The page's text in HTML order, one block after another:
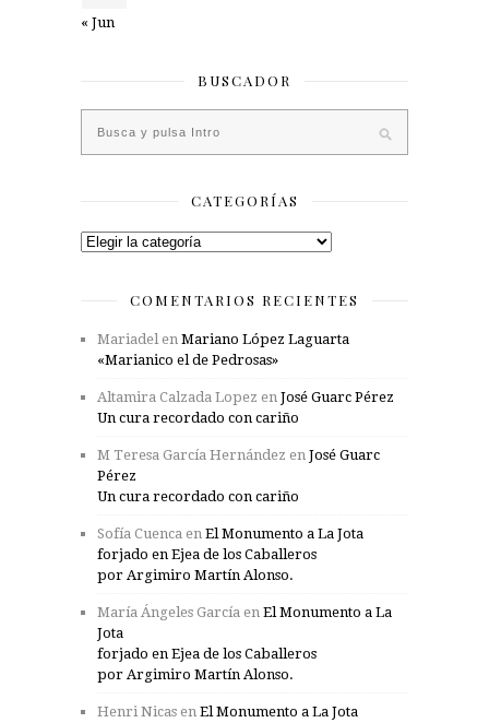
« Jun
BUSCADOR
CATEGORÍAS
Categorías
COMENTARIOS RECIENTES
Mariadelen Mariano López Laguarta
«Marianico el de Pedrosas»
Altamira Calzada Lopez en José Guarc Pérez
Un cura recordado con cariño
M Teresa García Hernández en José Guarc
Pérez
Un cura recordado con cariño
Sofía Cuenca en El Monumento a La Jota
forjado en Ejea de los Caballeros
por Argimiro Martín Alonso.
María Ángeles García en El Monumento a La
Jota
forjado en Ejea de los Caballeros
por Argimiro Martín Alonso.
Henri Nicas en El Monumento a La Jota